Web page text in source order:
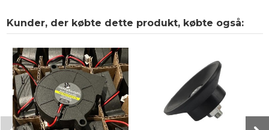
Kunder, der købte dette produkt, købte også: